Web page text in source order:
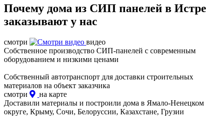
Почему дома из СИП панелей в Истре
заказывают у нас
смотри
видео
Собственное производство СИП-панелей с современным
оборудованием и низкими ценами
Собственный автотранспорт для доставки строительных
материалов на объект заказчика
смотри
на карте
Доставили материалы и построили дома в Ямало-Ненецком
округе, Крыму, Сочи, Белоруссии, Казахстане, Грузии